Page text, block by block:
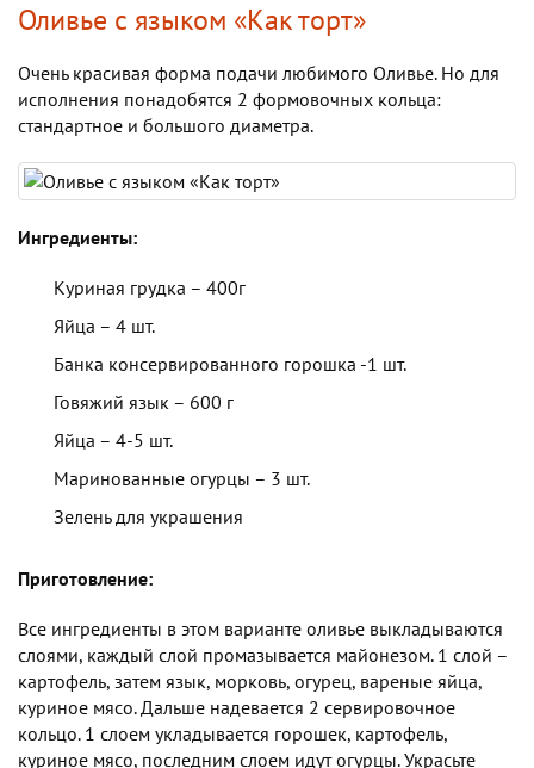
Оливье с языком «Как торт»
Очень красивая форма подачи любимого Оливье. Но для
исполнения понадобятся 2 формовочных кольца:
стандартное и большого диаметра.
Ингредиенты:
Куриная грудка – 400г
Яйца – 4 шт.
Банка консервированного горошка -1 шт.
Говяжий язык – 600 г
Яйца – 4-5 шт.
Маринованные огурцы – 3 шт.
Зелень для украшения
Приготовление:
Все ингредиенты в этом варианте оливье выкладываются
слоями, каждый слой промазывается майонезом. 1 слой –
картофель, затем язык, морковь, огурец, вареные яйца,
куриное мясо. Дальше надевается 2 сервировочное
кольцо. 1 слоем укладывается горошек, картофель,
куриное мясо, последним слоем идут огурцы. Украсьте